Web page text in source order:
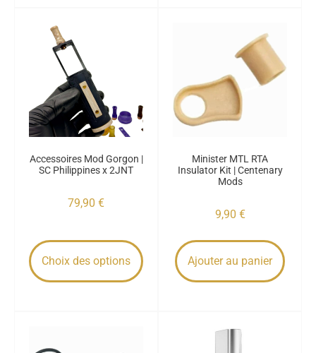
Accessoires Mod Gorgon |
SC Philippines x 2JNT
79,90 €
Choix des options
Minister MTL RTA
Insulator Kit | Centenary
Mods
9,90 €
Ajouter au panier